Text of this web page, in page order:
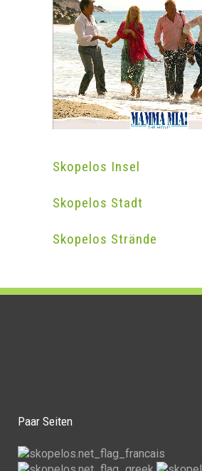
Skopelos Insel
Skopelos Stadt
Skopelos Strände
Paar Seiten